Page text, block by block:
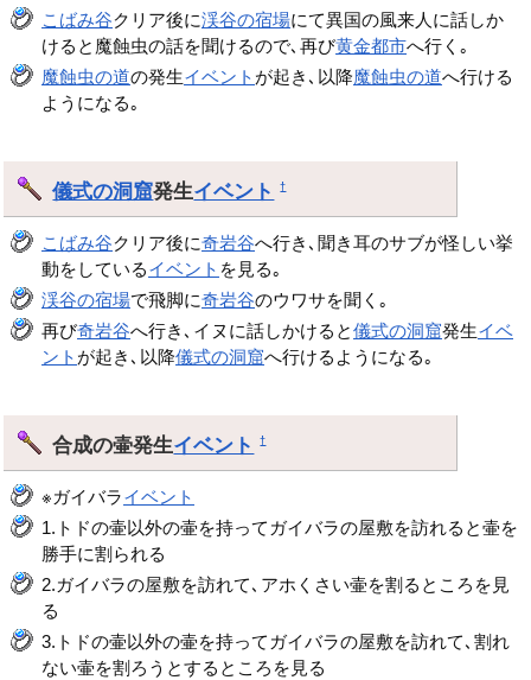
こばみ谷クリア後に渓谷の宿場にて異国の風来人に話しか
けると魔蝕虫の話を聞けるので､再び黄金都市へ行く｡
魔蝕虫の道の発生イベント が起き､以降魔蝕虫の道へ行ける
ようになる｡
儀式の洞窟発生イベント †
こばみ谷クリア後に奇岩谷へ行き､聞き耳のサブが怪しい挙
動をしているイベント を見る｡
渓谷の宿場で飛脚に奇岩谷のウワサを聞く｡
再び奇岩谷へ行き､イヌに話しかけると儀式の洞窟発生イベ
ント が起き､以降儀式の洞窟へ行けるようになる｡
合成の壷発生イベント †
※ガイバライベント
1.トドの壷以外の壷を持ってガイバラの屋敷を訪れると壷を
勝手に割られる
2.ガイバラの屋敷を訪れて､アホくさい壷を割るところを見
る
3.トドの壷以外の壷を持ってガイバラの屋敷を訪れて､割れ
ない壷を割ろうとするところを見る